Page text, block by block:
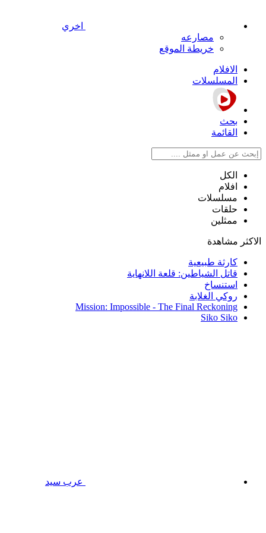
اخري
مصارعه
خريطة الموقع
الافلام
المسلسلات
بحث
القائمة
الكل
افلام
مسلسلات
حلقات
ممثلين
الاكثر مشاهدة
كارثة طبيعية
قاتل الشياطين: قلعة اللانهاية
استنساخ
روكي الغلابة
Mission: Impossible - The Final Reckoning
Siko Siko
عرب سيد